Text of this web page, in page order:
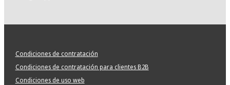
Condiciones de contratación
Condiciones de contratación para clientes B2B
Condiciones de uso web